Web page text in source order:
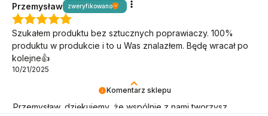
Komentarz sklepu
Przemysław, dziękujemy, że wspólnie z nami tworzysz
Przemysław zweryfikowano
Szukałem produktu bez sztucznych poprawiaczy. 100%
produktu w produkcie i to u Was znalazłem. Będę wracał po
kolejne👍️
10/21/2025